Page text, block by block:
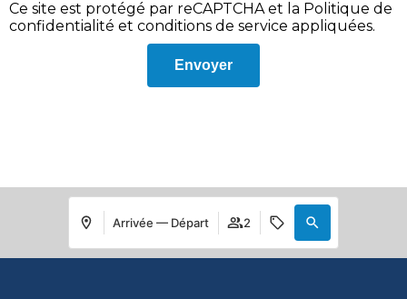
Ce site est protégé par reCAPTCHA et la Politique de
confidentialité et conditions de service appliquées.
Envoyer
Arrivée — Départ 2